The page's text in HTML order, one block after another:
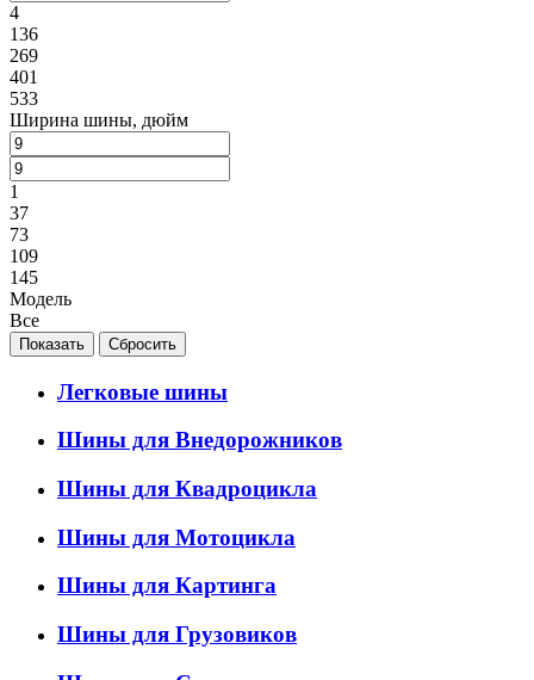
4
136
269
401
533
Ширина шины, дюйм
1
37
73
109
145
Модель
Все
Легковые шины
Шины для Внедорожников
Шины для Квадроцикла
Шины для Мотоцикла
Шины для Картинга
Шины для Грузовиков